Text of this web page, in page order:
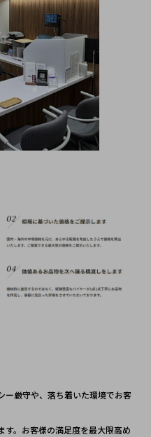
ー厳守や、落ち着いた環境でお客
す。お客様の満足度を最大限高め